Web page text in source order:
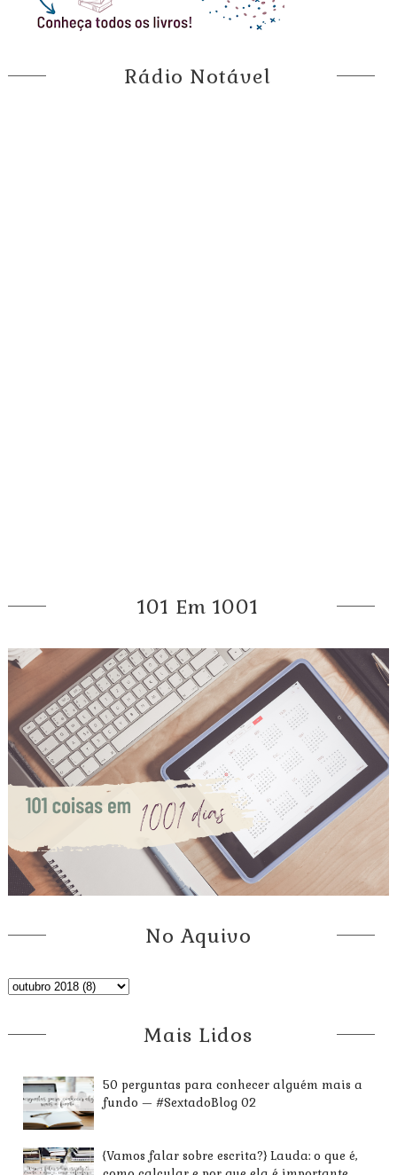
Rádio Notável
101 Em 1001
No Aquivo
Mais Lidos
50 perguntas para conhecer alguém mais a
fundo — #SextadoBlog 02
{Vamos falar sobre escrita?} Lauda: o que é,